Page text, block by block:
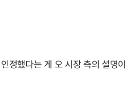
정했다는 게 오 시장 측의 설명이